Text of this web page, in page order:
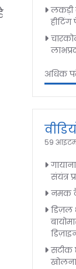
हीटिंग
अधिक
59
संयंत्र
नमक
डिज़ल
सटीक
खोलना